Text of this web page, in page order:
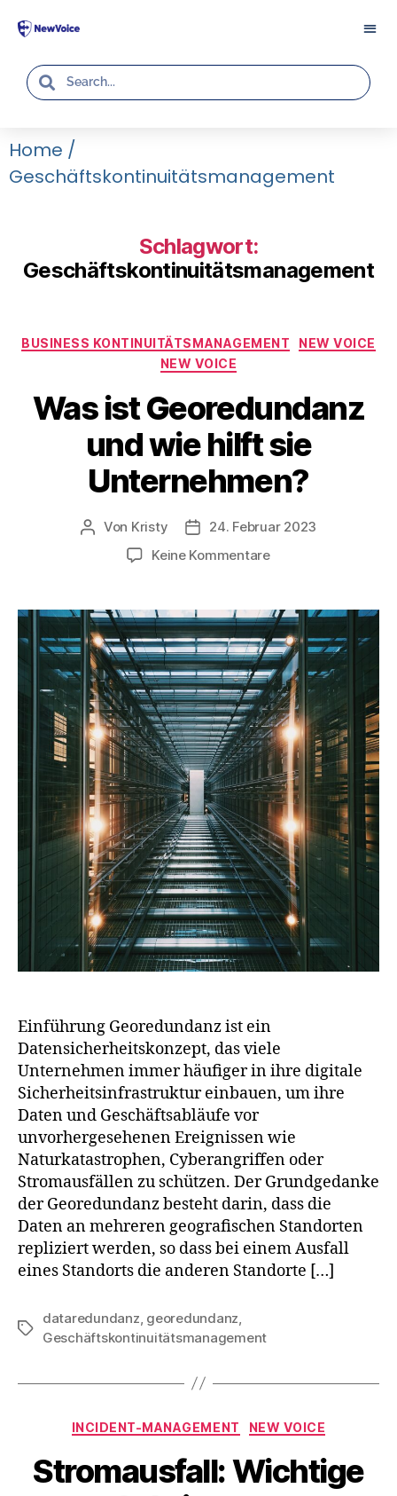
Home /
Geschäftskontinuitätsmanagement
Schlagwort:
Geschäftskontinuitätsmanagement
BUSINESS KONTINUITÄTSMANAGEMENT
NEW VOICE
NEW VOICE
Was ist Georedundanz
und wie hilft sie
Unternehmen?
Von Kristy
24. Februar 2023
Keine Kommentare
Einführung Georedundanz ist ein
Datensicherheitskonzept, das viele
Unternehmen immer häufiger in ihre digitale
Sicherheitsinfrastruktur einbauen, um ihre
Daten und Geschäftsabläufe vor
unvorhergesehenen Ereignissen wie
Naturkatastrophen, Cyberangriffen oder
Stromausfällen zu schützen. Der Grundgedanke
der Georedundanz besteht darin, dass die
Daten an mehreren geografischen Standorten
repliziert werden, so dass bei einem Ausfall
eines Standorts die anderen Standorte […]
dataredundanz georedundanz
Geschäftskontinuitätsmanagement
INCIDENT-MANAGEMENT NEW VOICE
Stromausfall: Wichtige